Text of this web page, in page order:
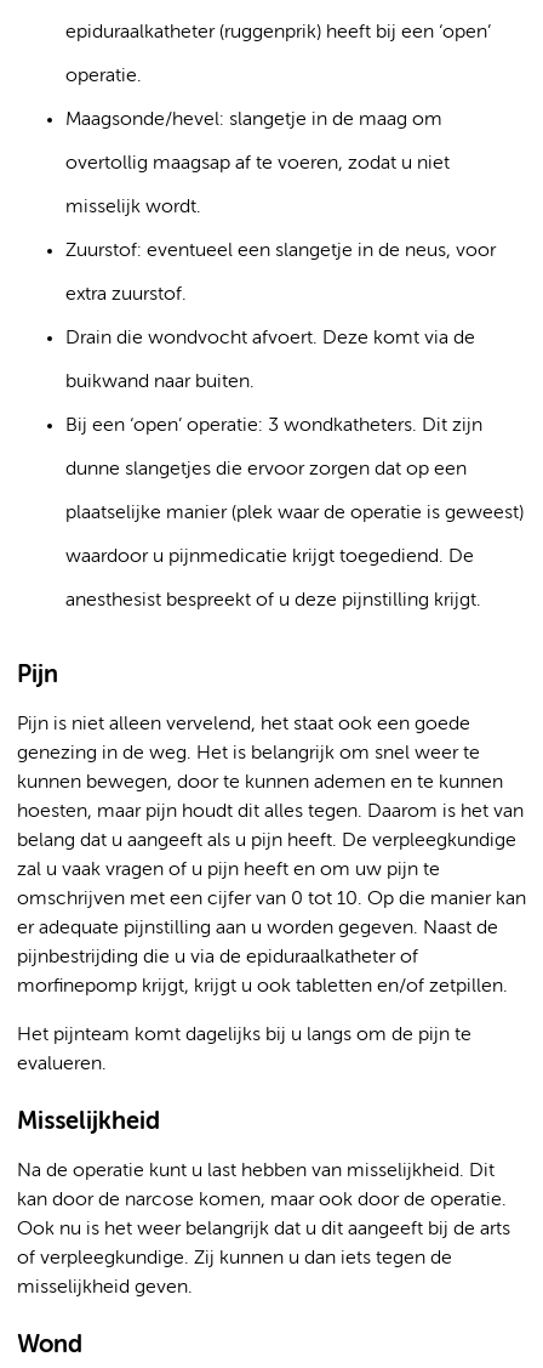
epiduraalkatheter (ruggenprik) heeft bij een ‘open’
operatie.
Maagsonde/hevel: slangetje in de maag om
overtollig maagsap af te voeren, zodat u niet
misselijk wordt.
Zuurstof: eventueel een slangetje in de neus, voor
extra zuurstof.
Drain die wondvocht afvoert. Deze komt via de
buikwand naar buiten.
Bij een ‘open’ operatie: 3 wondkatheters. Dit zijn
dunne slangetjes die ervoor zorgen dat op een
plaatselijke manier (plek waar de operatie is geweest)
waardoor u pijnmedicatie krijgt toegediend. De
anesthesist bespreekt of u deze pijnstilling krijgt.
Pijn
Pijn is niet alleen vervelend, het staat ook een goede
genezing in de weg. Het is belangrijk om snel weer te
kunnen bewegen, door te kunnen ademen en te kunnen
hoesten, maar pijn houdt dit alles tegen. Daarom is het van
belang dat u aangeeft als u pijn heeft. De verpleegkundige
zal u vaak vragen of u pijn heeft en om uw pijn te
omschrijven met een cijfer van 0 tot 10. Op die manier kan
er adequate pijnstilling aan u worden gegeven. Naast de
pijnbestrijding die u via de epiduraalkatheter of
morfinepomp krijgt, krijgt u ook tabletten en/of zetpillen.
Het pijnteam komt dagelijks bij u langs om de pijn te
evalueren.
Misselijkheid
Na de operatie kunt u last hebben van misselijkheid. Dit
kan door de narcose komen, maar ook door de operatie.
Ook nu is het weer belangrijk dat u dit aangeeft bij de arts
of verpleegkundige. Zij kunnen u dan iets tegen de
misselijkheid geven.
Wond